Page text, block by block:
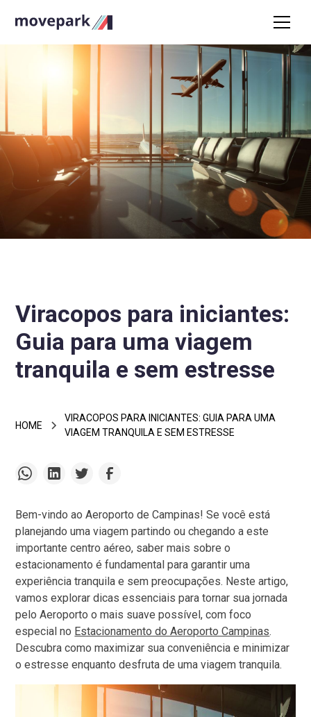
Viracopos para iniciantes:
Guia para uma viagem
tranquila e sem estresse
HOME
VIRACOPOS PARA INICIANTES: GUIA PARA UMA
VIAGEM TRANQUILA E SEM ESTRESSE
Bem-vindo ao Aeroporto de Campinas! Se você está
planejando uma viagem partindo ou chegando a este
importante centro aéreo, saber mais sobre o
estacionamento é fundamental para garantir uma
experiência tranquila e sem preocupações. Neste artigo,
vamos explorar dicas essenciais para tornar sua jornada
pelo Aeroporto o mais suave possível, com foco
especial no Estacionamento do Aeroporto Campinas.
Descubra como maximizar sua conveniência e minimizar
o estresse enquanto desfruta de uma viagem tranquila.